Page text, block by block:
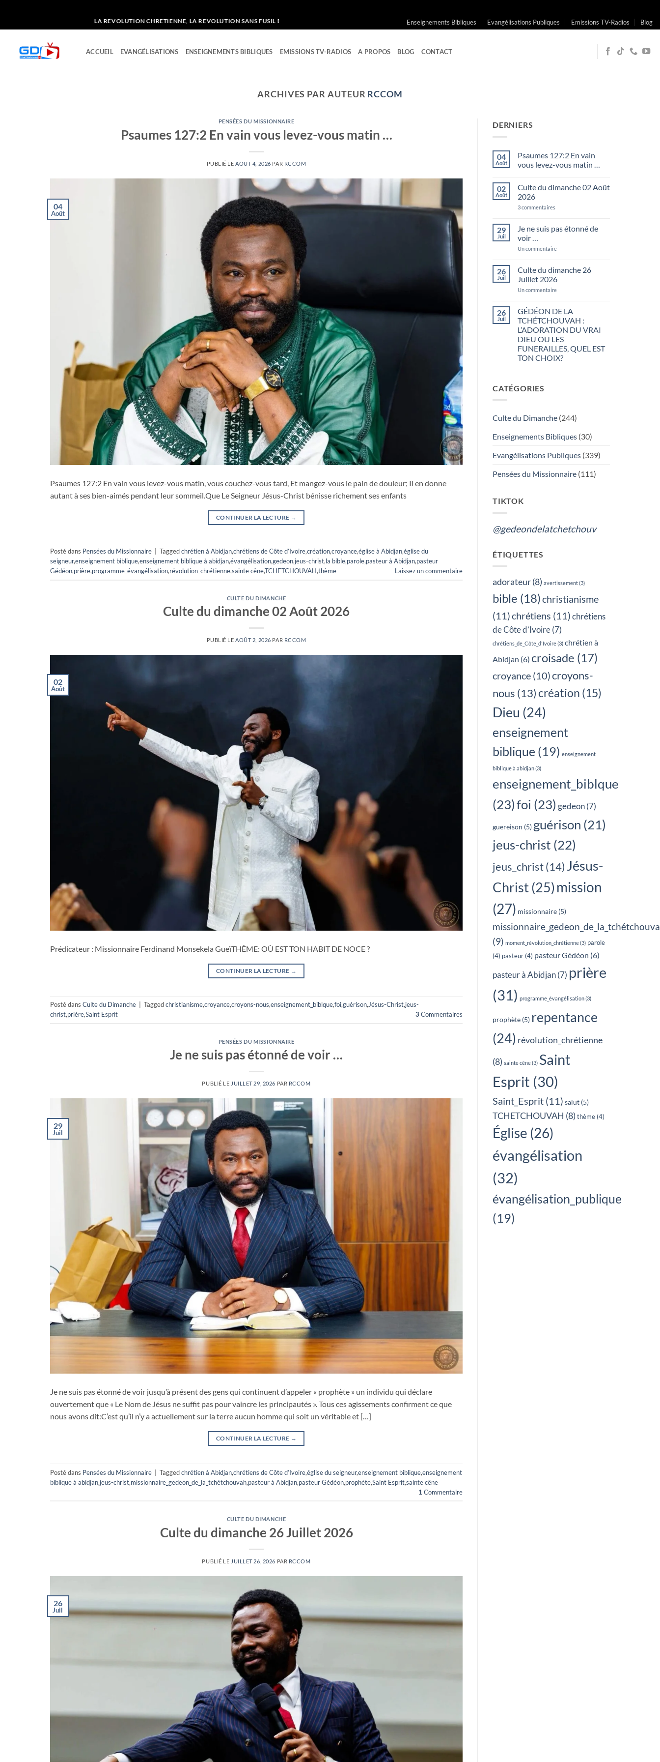
au
contenu
LA REVOLUTION CHRETIENNE, LA REVOLUTION SANS FUSIL ET SANS GAZ LACRYMOGENE Enseignements Bibliques Evangélisations Publiques Emissions TV-Radios Blog
ACCUEIL EVANGÉLISATIONS ENSEIGNEMENTS BIBLIQUES EMISSIONS TV-RADIOS A PROPOS BLOG CONTACT
ARCHIVES PAR AUTEUR RCCOM
PENSÉES DU MISSIONNAIRE
Psaumes 127:2 En vain vous levez-vous matin …
PUBLIÉ LEAOÛT 4, 2026 PAR RCCOM
04
Août
Psaumes 127:2 En vain vous levez-vous matin, vous couchez-vous tard, Et mangez-vous le pain de douleur; Il en donne
autant à ses bien-aimés pendant leur sommeil.Que Le Seigneur Jésus-Christ bénisse richement ses enfants
CONTINUER LA LECTURE →
Posté dans Pensées du Missionnaire Taggedchrétien à Abidjan,chrétiens de Côte d’Ivoire,création,croyance,église à Abidjan,église du
seigneur,enseignement biblique,enseignement biblique à abidjan,évangélisation,gedeon,jeus-christ,la bible,parole,pasteur à Abidjan,pasteur
Gédéon,prière,programme_évangélisation,révolution_chrétienne,sainte cêne,TCHETCHOUVAH,thème Laissez un commentaire
CULTE DU DIMANCHE
Culte du dimanche 02 Août 2026
PUBLIÉ LEAOÛT 2, 2026 PAR RCCOM
02
Août
Prédicateur : Missionnaire Ferdinand Monsekela GueïTHÈME: OÙ EST TON HABIT DE NOCE ?
CONTINUER LA LECTURE →
Posté dans Culte du Dimanche Taggedchristianisme,croyance,croyons-nous,enseignement_biblque,foi,guérison,Jésus-Christ,jeus-
christ,prière,Saint Esprit 3 Commentaires
PENSÉES DU MISSIONNAIRE
Je ne suis pas étonné de voir …
PUBLIÉ LE JUILLET 29, 2026 PAR RCCOM
29
Juil
Je ne suis pas étonné de voir jusqu’à présent des gens qui continuent d’appeler « prophète » un individu qui déclare
ouvertement que « Le Nom de Jésus ne suffit pas pour vaincre les principautés ». Tous ces agissements confirment ce que
nous avons dit:C’est qu’il n’y a actuellement sur la terre aucun homme qui soit un véritable et […]
CONTINUER LA LECTURE →
Posté dans Pensées du Missionnaire Taggedchrétien à Abidjan,chrétiens de Côte d’Ivoire,église du seigneur,enseignement biblique,enseignement
biblique à abidjan,jeus-christ,missionnaire_gedeon_de_la_tchétchouvah,pasteur à Abidjan,pasteur Gédéon,prophète,Saint Esprit,sainte cêne
1 Commentaire
CULTE DU DIMANCHE
Culte du dimanche 26 Juillet 2026
PUBLIÉ LE JUILLET 26, 2026 PAR RCCOM
26
Juil
DERNIERS
04
Août
Psaumes 127:2 En vain
vous levez-vous matin …
sur
Psaumes
127:2
En
levez-
vous
matin
02
Août
Culte du dimanche 02 Août
2026
3 commentaires
dimanche
02
29
Juil
Je ne suis pas étonné de
voir …
Un commentairesur
pas
étonné
voir
26
Juil
Culte du dimanche 26
Juillet 2026
Un commentairesur
dimanche
26
Juillet
2026
26
Juil
GÉDÉON DE LA
TCHÉTCHOUVAH :
L’ADORATION DU VRAI
DIEU OU LES
FUNERAILLES, QUEL EST
TON CHOIX?
GÉDÉON
DE
L’ADORATION
DIEU
FUNERAILLES,
TON
CATÉGORIES
Culte du Dimanche (244)
Enseignements Bibliques (30)
Evangélisations Publiques (339)
Pensées du Missionnaire (111)
TIKTOK
@gedeondelatchetchouv
ÉTIQUETTES
adorateur(8) avertissement(3)
bible (18)christianisme
(11)chrétiens (11)chrétiens
de Côte d’Ivoire(7)
chrétiens_de_Côte_d'Ivoire(3) chrétien à
Abidjan (6) croisade (17)
croyance (10)croyons-
nous (13)création (15)
Dieu (24)
enseignement
biblique (19) enseignement
biblique à abidjan(3)
enseignement_biblque
(23)foi (23) gedeon(7)
guereison (5) guérison (21)
jeus-christ (22)
jeus_christ(14) Jésus-
Christ(25) mission
(27) missionnaire (5)
(9) moment_révolution_chrétienne(3) parole
(4) pasteur (4) pasteur Gédéon (6)
pasteur à Abidjan(7) prière
(31) programme_évangélisation(3)
prophète (5) repentance
(24) révolution_chrétienne
(8) sainte cêne(3) Saint
Esprit (30)
Saint_Esprit (11) salut (5)
TCHETCHOUVAH (8) thème (4)
Église (26)
évangélisation
(32)
évangélisation_publique
(19)